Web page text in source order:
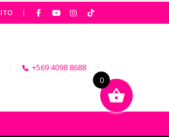
|
+569 4098 8688
0